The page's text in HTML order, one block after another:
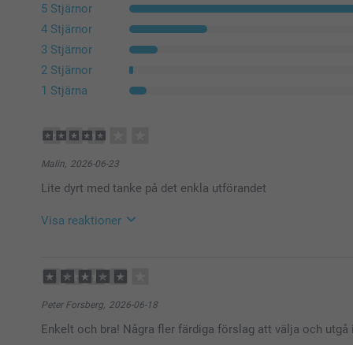
5 Stjärnor
4 Stjärnor
3 Stjärnor
2 Stjärnor
1 Stjärna
Malin, 2026-06-23
Lite dyrt med tanke på det enkla utförandet
Visa reaktioner
10:25
arbete för att göra din upplevelse som kund hos
Peter Forsberg, 2026-06-18
Enkelt och bra! Några fler färdiga förslag att välja och utgå